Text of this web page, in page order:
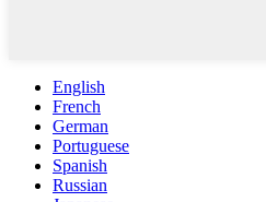
English
French
German
Portuguese
Spanish
Russian